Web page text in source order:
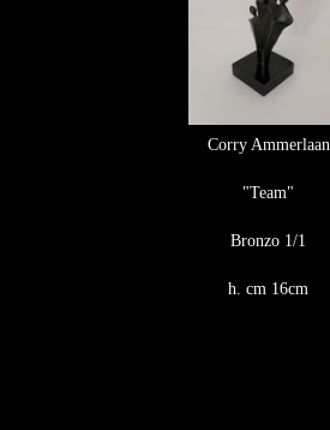
Corry Ammerlaan
"Team"
Bronzo 1/1
h. cm 16cm